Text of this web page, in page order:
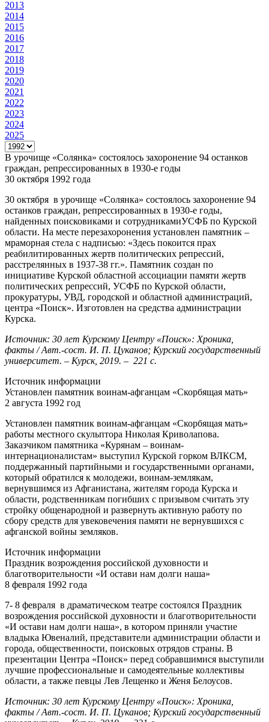
2013
2014
2015
2016
2017
2018
2019
2020
2021
2022
2023
2024
2025
В урочище «Солянка» состоялось захоронение 94 останков
граждан, репрессированных в 1930-е годы
30 октября 1992 года
30 октября в урочище «Солянка» состоялось захоронение 94
останков граждан, репрессированных в 1930-е годы,
найденных поисковиками и сотрудникамиУСФБ по Курской
области. На месте перезахоронения установлен памятник –
мраморная стела с надписью: «Здесь покоится прах
реабилитированных жертв политических репрессий,
расстрелянных в 1937-38 гг.». Памятник создан по
инициативе Курской областной ассоциации памяти жертв
политических репрессий, УСФБ по Курской области,
прокуратуры, УВД, городской и областной администраций,
центра «Поиск». Изготовлен на средства администрации
Курска.
Источник: 30 лет Курскому Центру «Поиск»: Хроника,
факты / Авт.-сост. И. П. Цуканов; Курский государственный
университет. – Курск, 2019. – 221 с.
Источник информации
Установлен памятник воинам-афганцам «Скорбящая мать»
2 августа 1992 год
Установлен памятник воинам-афганцам «Скорбящая мать»
работы местного скульптора Николая Криволапова.
Заказчиком памятника «Курянам – воинам-
интернационалистам» выступил Курской горком ВЛКСМ,
поддержанный партийными и государственными органами,
который обратился к молодежи, воинам-землякам,
вернувшимся из Афганистана, жителям города Курска и
области, родственникам погибших с призывом считать эту
стройку общенародной и развернуть активную работу по
сбору средств для увековечения памяти не вернувшихся с
афганской войны земляков.
Источник информации
Праздник возрождения российской духовности и
благотворительности «И остави нам долги наша»
8 февраля 1992 года
7- 8 февраля в драматическом театре состоялся Праздник
возрождения российской духовности и благотворительности
«И остави нам долги наша», в котором приняли участие
владыка Ювеналий, представители администрации области и
города, общественности, поисковых отрядов страны. В
презентации Центра «Поиск» перед собравшимися выступили
лучшие профессиональные и самодеятельные коллективы
области, а также певцы Лев Лещенко и Женя Белоусов.
Источник: 30 лет Курскому Центру «Поиск»: Хроника,
факты / Авт.-сост. И. П. Цуканов; Курский государственный